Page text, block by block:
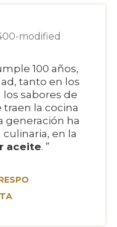
100 años,
tanto en los
sabores de
la cocina
generación ha
en la
aceite. ”